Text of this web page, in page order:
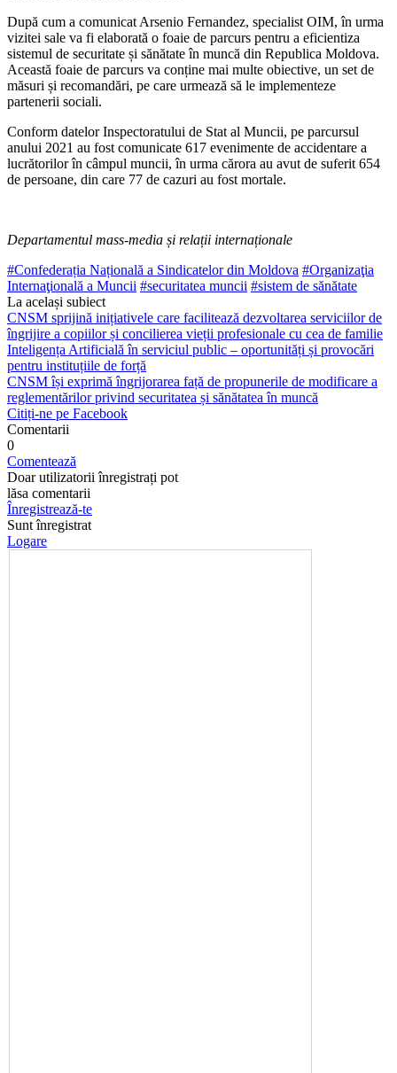
După cum a comunicat Arsenio Fernandez, specialist OIM, în urma
vizitei sale va fi elaborată o foaie de parcurs pentru a eficientiza
sistemul de securitate și sănătate în muncă din Republica Moldova.
Această foaie de parcurs va conține mai multe obiective, un set de
măsuri și recomandări, pe care urmează să le implementeze
partenerii sociali.
Conform datelor Inspectoratului de Stat al Muncii, pe parcursul
anului 2021 au fost comunicate 617 evenimente de accidentare a
lucrătorilor în câmpul muncii, în urma cărora au avut de suferit 654
de persoane, din care 77 de cazuri au fost mortale.
Departamentul mass-media și relații internaționale
#Confederația Națională a Sindicatelor din Moldova #Organizaţia
Internaţională a Muncii #securitatea muncii #sistem de sănătate
La același subiect
CNSM sprijină inițiativele care facilitează dezvoltarea serviciilor de
îngrijire a copiilor și concilierea vieții profesionale cu cea de familie
Inteligența Artificială în serviciul public – oportunități și provocări
pentru instituțiile de forță
CNSM își exprimă îngrijorarea față de propunerile de modificare a
reglementărilor privind securitatea și sănătatea în muncă
Citiți-ne pe Facebook
Comentarii
0
Comentează
Doar utilizatorii înregistrați pot
lăsa comentarii
Înregistrează-te
Sunt înregistrat
Logare